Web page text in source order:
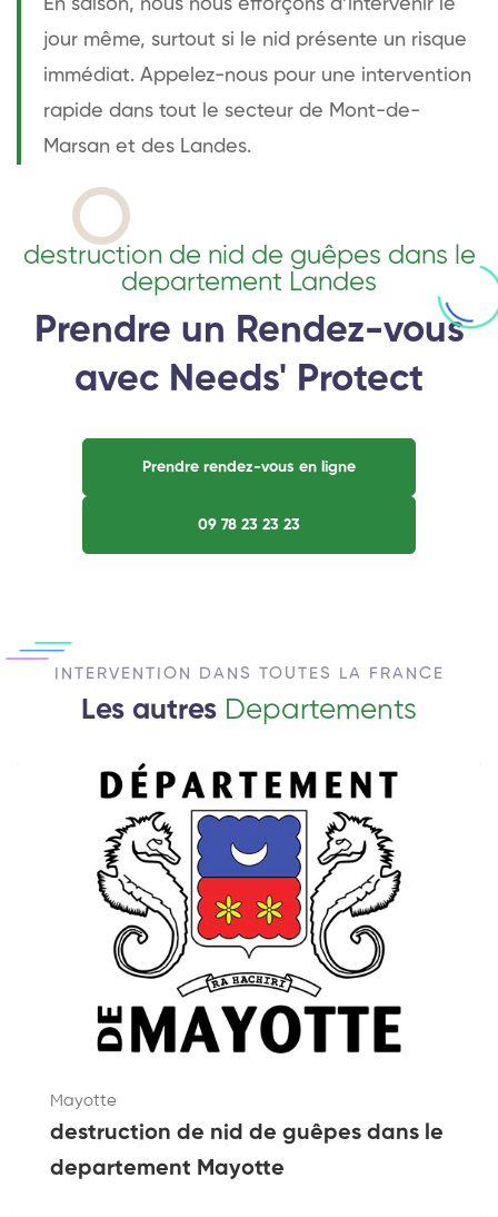
En saison, nous nous efforçons d’intervenir le
jour même, surtout si le nid présente un risque
immédiat. Appelez-nous pour une intervention
rapide dans tout le secteur de Mont-de-
Marsan et des Landes.
destruction de nid de guêpes dans le
departement Landes
Prendre un Rendez-vous
avec Needs' Protect
Prendre rendez-vous en ligne
09 78 23 23 23
INTERVENTION DANS TOUTES LA FRANCE
Les autres Departements
Mayotte
destruction de nid de guêpes dans le
departement Mayotte